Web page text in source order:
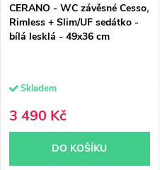
CERANO - WC závěsné Cesso,
Rimless + Slim/UF sedátko -
bílá lesklá - 49x36 cm
Skladem
3 490 Kč
DO KOŠÍKU